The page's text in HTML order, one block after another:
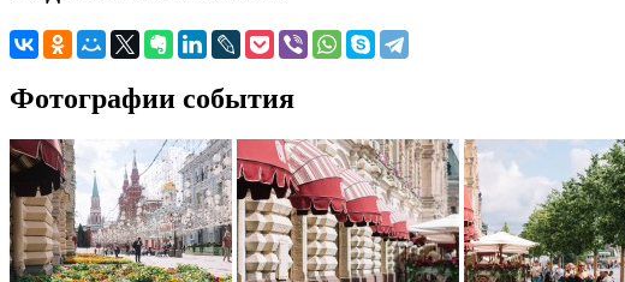
Фотографии события